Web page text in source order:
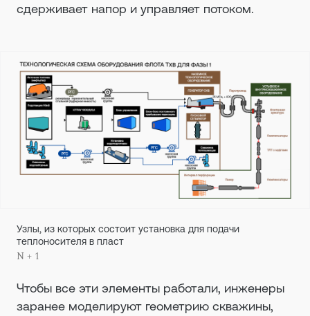
сдерживает напор и управляет потоком.
Узлы, из которых состоит установка для подачи
теплоносителя в пласт
N + 1
Чтобы все эти элементы работали, инженеры
заранее моделируют геометрию скважины,